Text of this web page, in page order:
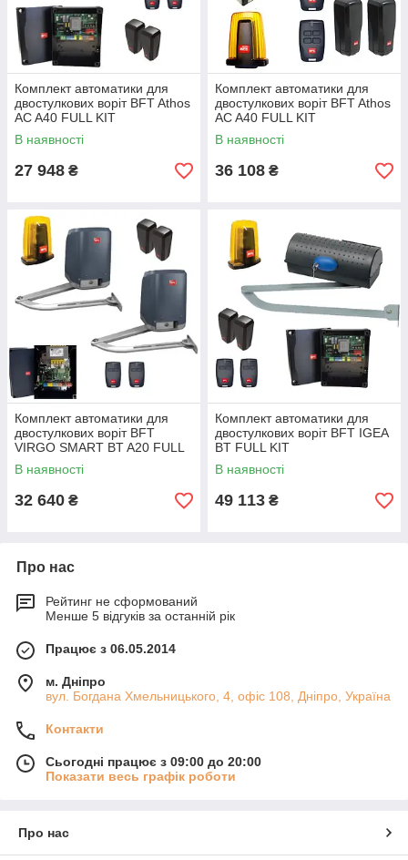
Комплект автоматики для
двостулкових воріт BFT Athos
AC A40 FULL KIT
В наявності
27 948 ₴
Комплект автоматики для
двостулкових воріт BFT Athos
AC A40 FULL KIT
В наявності
36 108 ₴
Комплект автоматики для
двостулкових воріт BFT
VIRGO SMART BT A20 FULL
KIT
В наявності
32 640 ₴
Комплект автоматики для
двостулкових воріт BFT IGEA
BT FULL KIT
В наявності
49 113 ₴
Про нас
Рейтинг не сформований
Менше 5 відгуків за останній рік
Працює з 06.05.2014
м. Дніпро
вул. Богдана Хмельницького, 4, офіс 108, Дніпро, Україна
Контакти
Сьогодні працює з 09:00 до 20:00
Показати весь графік роботи
Про нас